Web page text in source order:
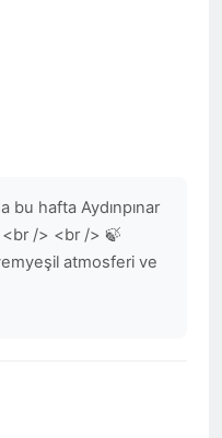
bu hafta Aydınpınar
/> <br /> 🍃
atmosferi ve